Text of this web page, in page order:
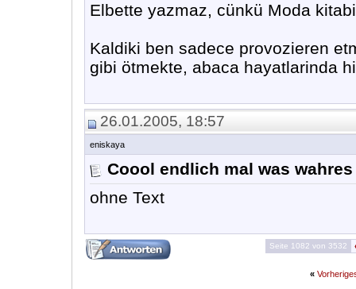
Elbette yazmaz, cünkü Moda
Kaldiki ben sadece provozieren
gibi ötmekte, abaca hayatlarinda
26.01.2005, 18:57
eniskaya
Coool endlich mal was wahres
ohne Text
Seite 1082 von 3532
«